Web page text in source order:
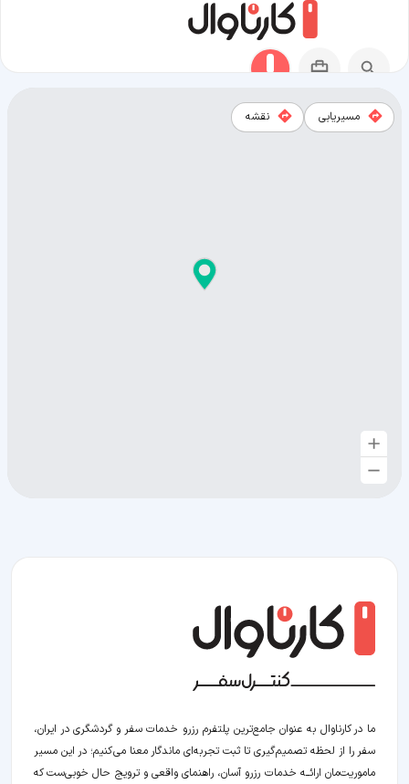
مسیریابی نقشه
ما در کارناوال به عنوان جامع‌ترین پلتفرم رزرو خدمات سفر و گردشگری در ایران،
سفر را از لحظه‌ تصمیم‌گیری تا ثبت تجربه‌ای ماندگار معنا می‌کنیم؛ در این مسیر‍
ماموریت‌مان اراﺋــﻪ خدمات رزرو آسان، راهنمای واقعی و ترویج حال خوبی‌ست که